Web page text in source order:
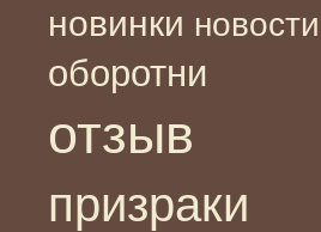
новинки новости
оборотни
отзыв
призраки